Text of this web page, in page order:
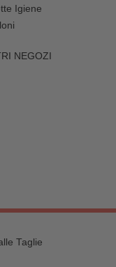
Igiene
NEGOZI
Taglie